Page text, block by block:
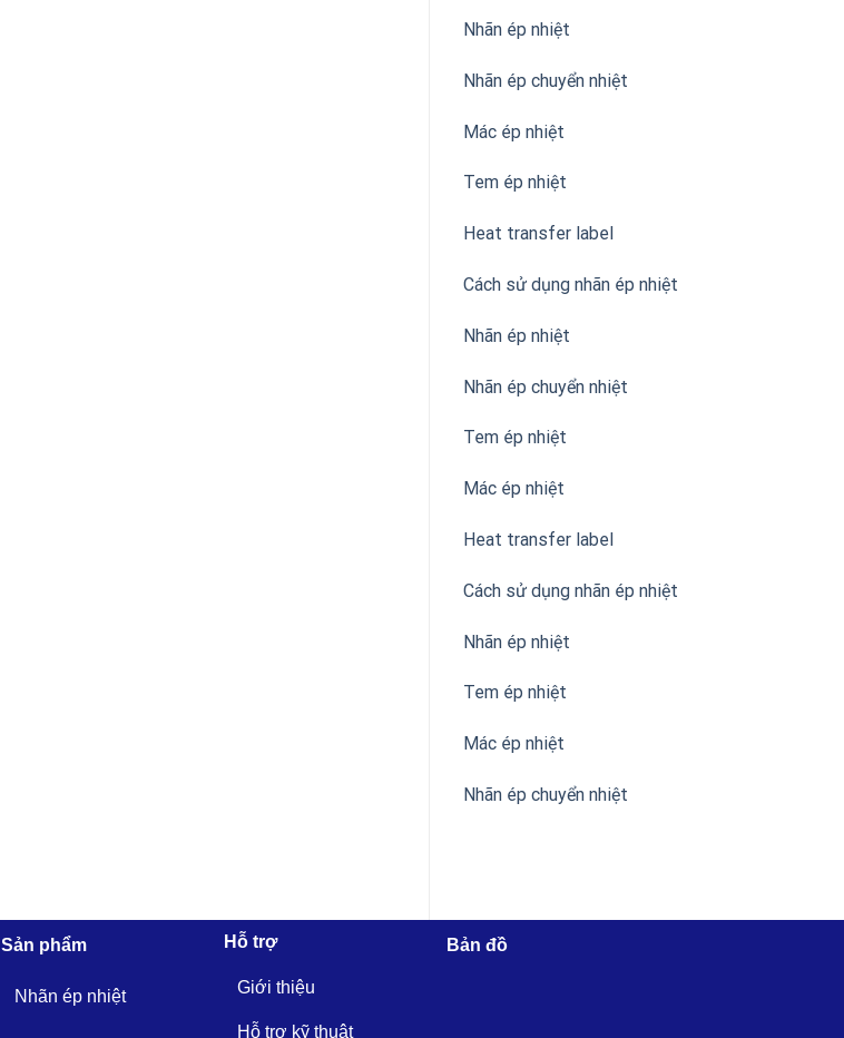
Nhãn ép nhiệt
Nhãn ép chuyển nhiệt
Mác ép nhiệt
Tem ép nhiệt
Heat transfer label
Cách sử dụng nhãn ép nhiệt
Nhãn ép nhiệt
Nhãn ép chuyển nhiệt
Tem ép nhiệt
Mác ép nhiệt
Heat transfer label
Cách sử dụng nhãn ép nhiệt
Nhãn ép nhiệt
Tem ép nhiệt
Mác ép nhiệt
Nhãn ép chuyển nhiệt
Sản phẩm
Nhãn ép nhiệt
Hỗ trợ
Giới thiệu
Hỗ trợ kỹ thuật
Bản đồ